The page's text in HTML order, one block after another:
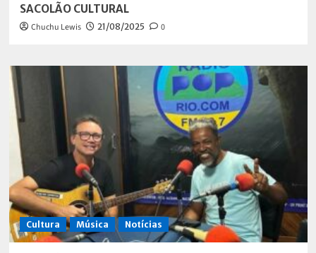
SACOLÃO CULTURAL
Chuchu Lewis 21/08/2025 0
Cultura Música Notícias